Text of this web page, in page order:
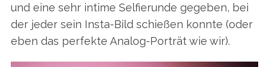
und eine sehr intime Selfierunde gegeben, bei
der jeder sein Insta-Bild schießen konnte (oder
eben das perfekte Analog-Porträt wie wir).